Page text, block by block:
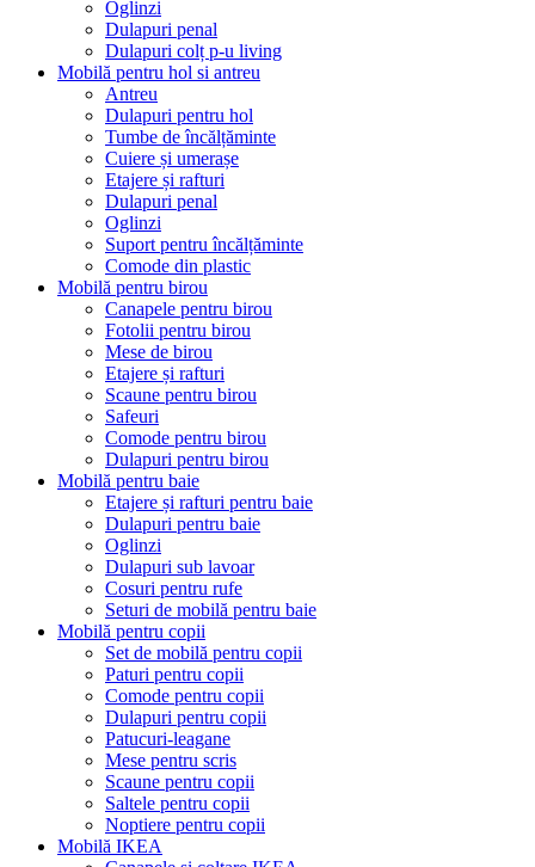
Oglinzi
Dulapuri penal
Dulapuri colț p-u living
Mobilă pentru hol si antreu
Antreu
Dulapuri pentru hol
Tumbe de încălțăminte
Cuiere și umerașe
Etajere și rafturi
Dulapuri penal
Oglinzi
Suport pentru încălțăminte
Comode din plastic
Mobilă pentru birou
Canapele pentru birou
Fotolii pentru birou
Mese de birou
Etajere și rafturi
Scaune pentru birou
Safeuri
Comode pentru birou
Dulapuri pentru birou
Mobilă pentru baie
Etajere și rafturi pentru baie
Dulapuri pentru baie
Oglinzi
Dulapuri sub lavoar
Cosuri pentru rufe
Seturi de mobilă pentru baie
Mobilă pentru copii
Set de mobilă pentru copii
Paturi pentru copii
Comode pentru copii
Dulapuri pentru copii
Patucuri-leagane
Mese pentru scris
Scaune pentru copii
Saltele pentru copii
Noptiere pentru copii
Mobilă IKEA